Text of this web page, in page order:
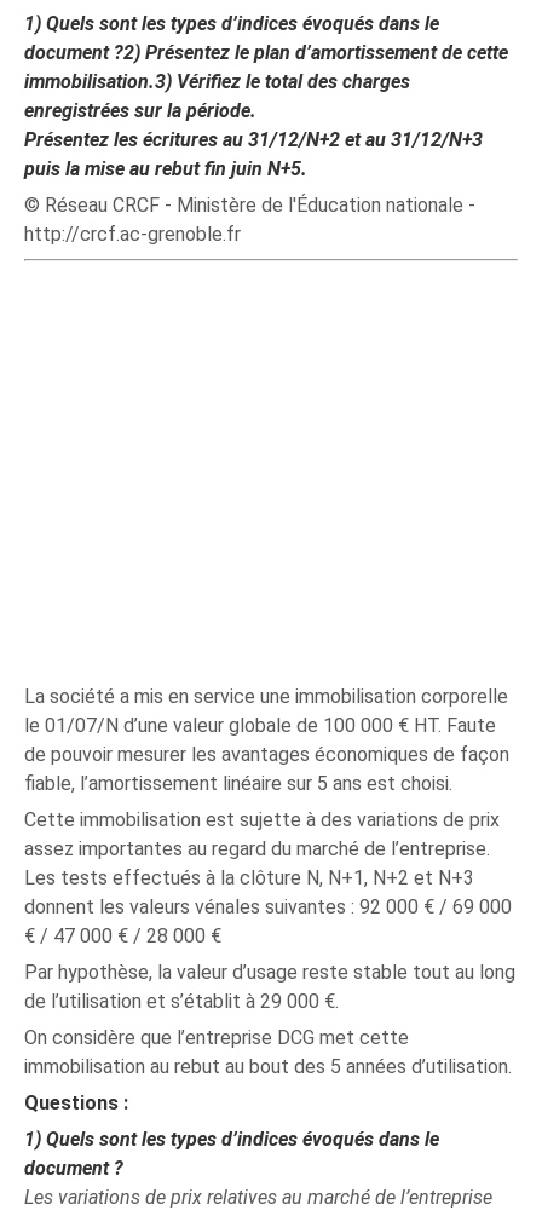
1) Quels sont les types d’indices évoqués dans le
document ?2) Présentez le plan d’amortissement de cette
immobilisation.3) Vérifiez le total des charges
enregistrées sur la période.
Présentez les écritures au 31/12/N+2 et au 31/12/N+3
puis la mise au rebut fin juin N+5.
© Réseau CRCF - Ministère de l'Éducation nationale -
http://crcf.ac-grenoble.fr
La société a mis en service une immobilisation corporelle
le 01/07/N d’une valeur globale de 100 000 € HT. Faute
de pouvoir mesurer les avantages économiques de façon
fiable, l’amortissement linéaire sur 5 ans est choisi.
Cette immobilisation est sujette à des variations de prix
assez importantes au regard du marché de l’entreprise.
Les tests effectués à la clôture N, N+1, N+2 et N+3
donnent les valeurs vénales suivantes : 92 000 € / 69 000
€ / 47 000 € / 28 000 €
Par hypothèse, la valeur d’usage reste stable tout au long
de l’utilisation et s’établit à 29 000 €.
On considère que l’entreprise DCG met cette
immobilisation au rebut au bout des 5 années d’utilisation.
Questions :
1) Quels sont les types d’indices évoqués dans le
document ?
Les variations de prix relatives au marché de l’entreprise